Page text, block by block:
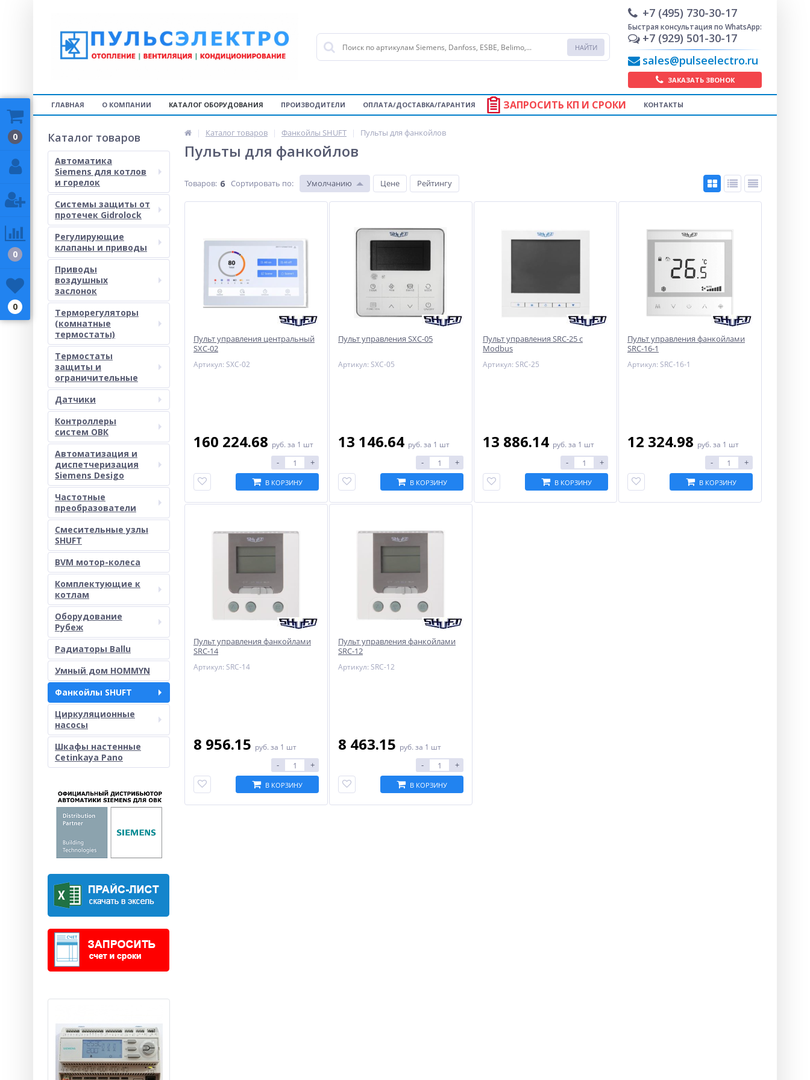
+7 (495) 730-30-17
Быстрая консультация по WhatsApp:
+7 (929) 501-30-17
sales@pulseelectro.ru
ЗАКАЗАТЬ ЗВОНОК
ГЛАВНАЯ О КОМПАНИИ КАТАЛОГ ОБОРУДОВАНИЯ ПРОИЗВОДИТЕЛИ ОПЛАТА/ДОСТАВКА/ГАРАНТИЯ ЗАПРОСИТЬ КП И СРОКИ КОНТАКТЫ
Каталог товаров
Автоматика
Siemens для котлов
и горелок
Системы защиты от
протечек Gidrolock
Регулирующие
клапаны и приводы
Приводы
воздушных
заслонок
Терморегуляторы
(комнатные
термостаты)
Термостаты
защиты и
ограничительные
Датчики
Контроллеры
систем ОВК
Автоматизация и
диспетчеризация
Siemens Desigo
Частотные
преобразователи
Смесительные узлы
SHUFT
BVM мотор-колеса
Комплектующие к
котлам
Оборудование
Рубеж
Радиаторы Ballu
Умный дом HOMMYN
Фанкойлы SHUFT
Циркуляционные
насосы
Шкафы настенные
Cetinkaya Pano
Каталог товаров Фанкойлы SHUFT Пульты для фанкойлов
Пульты для фанкойлов
Товаров: 6 Сортировать по: Умолчанию Цене Рейтингу
Пульт управления центральный
SXС-02
Артикул: SXС-02
160 224.68 руб. за 1 шт
- +
В КОРЗИНУ
Пульт управления SXС-05
Артикул: SXС-05
13 146.64 руб. за 1 шт
- +
В КОРЗИНУ
Пульт управления SRC-25 с
Modbus
Артикул: SRC-25
13 886.14 руб. за 1 шт
- +
В КОРЗИНУ
Пульт управления фанкойлами
SRC-16-1
Артикул: SRC-16-1
12 324.98 руб. за 1 шт
- +
В КОРЗИНУ
Пульт управления фанкойлами
SRC-14
Артикул: SRC-14
8 956.15 руб. за 1 шт
- +
В КОРЗИНУ
Пульт управления фанкойлами
SRC-12
Артикул: SRC-12
8 463.15 руб. за 1 шт
- +
В КОРЗИНУ
0
0
0